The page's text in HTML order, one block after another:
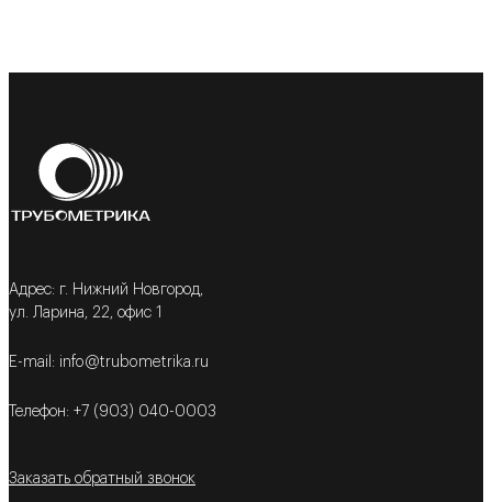
Адрес: г. Нижний Новгород,
ул. Ларина, 22, офис 1
E-mail: info@trubometrika.ru
Телефон: +7 (903) 040-0003
Заказать обратный звонок